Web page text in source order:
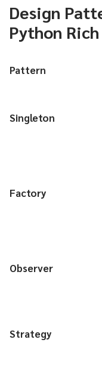
Design
Python
Pattern
Singleton
Factory
Observer
Strategy